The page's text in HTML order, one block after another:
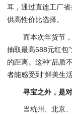
耳，通过直连工厂
供高性价比选择。
而本次年货节
抽取最高588元红包
的距离。这种“品质
者能感受到“鲜美生活
寻宝之外，是
当杭州、北京